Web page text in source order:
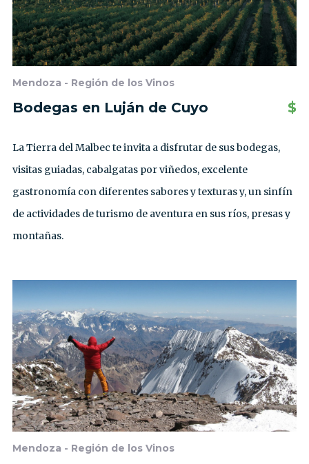
Mendoza - Región de los Vinos
Bodegas en Luján de Cuyo $
La Tierra del Malbec te invita a disfrutar de sus bodegas,
visitas guiadas, cabalgatas por viñedos, excelente
gastronomía con diferentes sabores y texturas y, un sinfín
de actividades de turismo de aventura en sus ríos, presas y
montañas.
Mendoza - Región de los Vinos